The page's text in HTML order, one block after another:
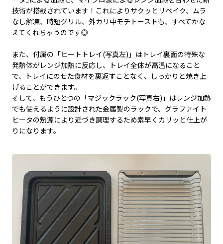
技術が搭載されています！これによりサクッとリベイク、ムラ
なし解凍、時短グリル、外カリ中モチトーストも、すべてかな
えてくれちゃうのです◎
また、付属の「ヒートトレイ(写真左)」はトレイ裏面の特殊な
発熱体がレンジ加熱に反応し、トレイ全体が高温になること
で、トレイにのせた食材を裏返すことなく、しっかりと焼き上
げることができます。
そして、もうひとつの「マジックラック(写真右)」はレンジ加熱
でも使えるように設計された金属製のラックで、グラファイト
ヒータの熱源により近づき調理するため素早くカリッと仕上が
りになります。